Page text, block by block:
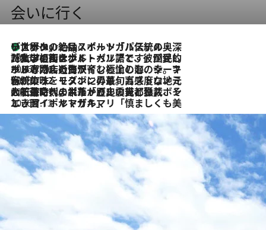
会いに行く
11 Hours Ago
リスボンの絶品スイーツ「パステル・デ・ナタ」とは？ポルトガル伝統の奥深い世界へ
2026.7.27
「私の祖国はポルトガル語です」国民的詩人フェルナンド・ペソアと、彼が愛した文学の街を歩く
2026.7.26
ポルトガル近海が育む極上の海の幸。キリリと冷えた白ワインと愉しむ、シーフード専門店の贅沢
2026.7.22
伝統の味をモダンに昇華。高感度な地元客が集う、リスボンの最旬ガストロノミー
2026.7.21
大航海時代の栄華から、震災、独裁、そして革命へ。ポルトガル・首都リスボンの石畳に刻まれた「歴史の光と影」
2026.7.13
エッセイ・ヤマザキマリ「慎ましくも美しき国 ポルトガル」